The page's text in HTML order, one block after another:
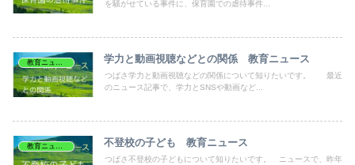
を騒がせている事件に、保育園での虐待事件...
教育ニュース 学力と動画視聴などとの関係 教育ニュース
つばさ学力と動画視聴などの関係について知りたいです。 最近
のニュース記事で、学力とSNSや動画など...
不登校の子ども 教育ニュース
つばさ不登校の子どもについて知りたいです。 ニュースで、昨年